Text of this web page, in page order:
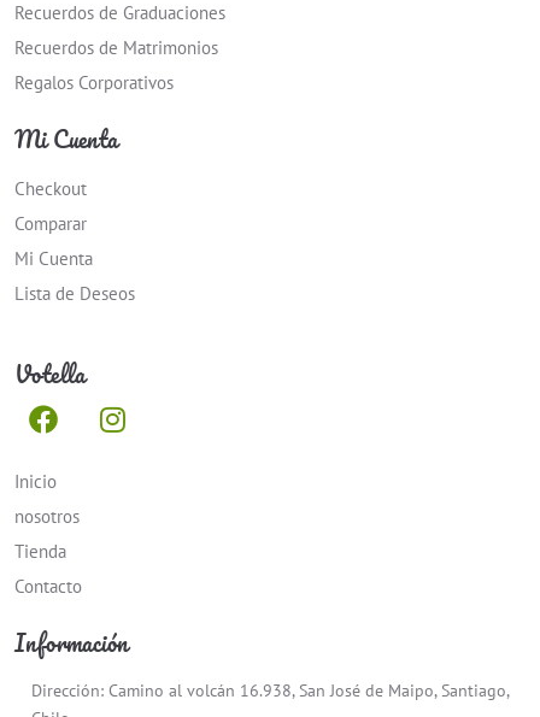
Recuerdos de Graduaciones
Recuerdos de Matrimonios
Regalos Corporativos
Mi Cuenta
Checkout
Comparar
Mi Cuenta
Lista de Deseos
Votella
Inicio
nosotros
Tienda
Contacto
Información
Dirección: Camino al volcán 16.938, San José de Maipo, Santiago,